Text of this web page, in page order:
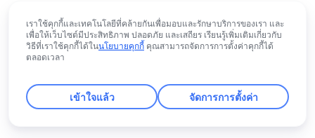
Tiếng Việt
ไทย 한국어 日本語
中文
Русский язык
हिन्दी
© Lark Technologies Pte. Ltd. Headquartered in
Singapore with offices worldwide.
rangeDom
เราใช้คุกกี้และเทคโนโลยีที่คล้ายกันเพื่อมอบและรักษาบริการของเรา และ
เพื่อให้เว็บไซต์มีประสิทธิภาพ ปลอดภัย และเสถียร เรียนรู้เพิ่มเติมเกี่ยวกับ
วิธีที่เราใช้คุกกี้ได้ในนโยบายคุกกี้ คุณสามารถจัดการการตั้งค่าคุกกี้ได้
ตลอดเวลา
เข้าใจแล้ว จัดการการตั้งค่า